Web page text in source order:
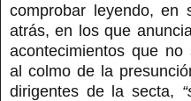
comprobar leyendo, en
atrás, en los que
acontecimientos que
al colmo de la
dirigentes de la secta,